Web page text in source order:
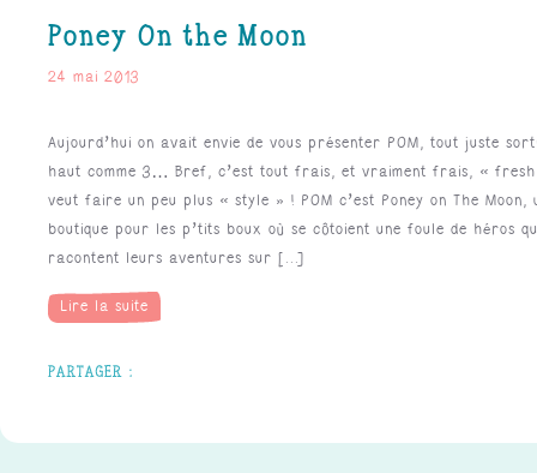
Poney On the Moon
24 mai 2013
Aujourd’hui on avait envie de vous présenter POM, tout juste
haut comme 3… Bref, c’est tout frais, et vraiment frais, «
veut faire un peu plus « style » ! POM c’est Poney on The Moon,
boutique pour les p’tits boux où se côtoient une foule de héros
racontent leurs aventures sur [...]
Lire la suite